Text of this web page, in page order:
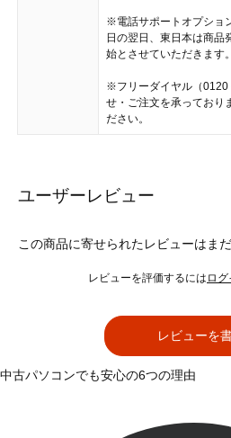
※電話サポートオプショ
日の翌日、東日本は商品
始とさせていただきます。
※フリーダイヤル（0120
せ・ご注文を承っており
ださい。
ユーザーレビュー
この商品に寄せられたレビューはまだ
レビューを評価するには ログ
レビューを
中古パソコンでも安心の6つの理由